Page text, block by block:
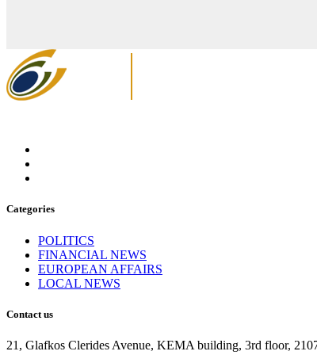
Categories
POLITICS
FINANCIAL NEWS
EUROPEAN AFFAIRS
LOCAL NEWS
Contact us
21, Glafkos Clerides Avenue, KEMA building, 3rd floor,